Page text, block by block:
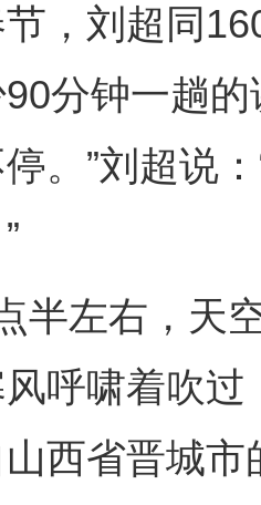
刘超同160
分钟一趟
。”刘超说
左右，天空
呼啸着吹
西省晋城